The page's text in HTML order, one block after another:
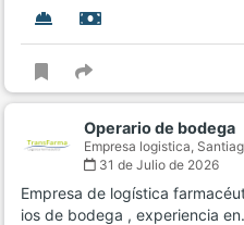
Operario de bodega
Empresa logistica,
31 de Julio de 2026
Empresa de logística
ios de bodega , experiencia